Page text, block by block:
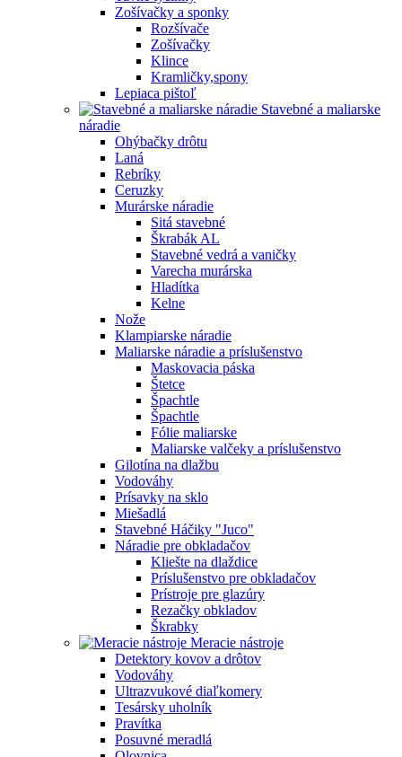
Zošívačky a sponky
Rozšívače
Zošívačky
Klince
Kramličky,spony
Lepiaca pištoľ
Stavebné a maliarske
náradie
Ohýbačky drôtu
Laná
Rebríky
Ceruzky
Murárske náradie
Sitá stavebné
Škrabák AL
Stavebné vedrá a vaničky
Varecha murárska
Hladítka
Kelne
Nože
Klampiarske náradie
Maliarske náradie a príslušenstvo
Maskovacia páska
Štetce
Špachtle
Špachtle
Fólie maliarske
Maliarske valčeky a príslušenstvo
Gilotína na dlažbu
Vodováhy
Prísavky na sklo
Miešadlá
Stavebné Háčiky "Juco"
Náradie pre obkladačov
Kliešte na dlaždice
Príslušenstvo pre obkladačov
Prístroje pre glazúry
Rezačky obkladov
Škrabky
Meracie nástroje
Detektory kovov a drôtov
Vodováhy
Ultrazvukové diaľkomery
Tesársky uholník
Pravítka
Posuvné meradlá